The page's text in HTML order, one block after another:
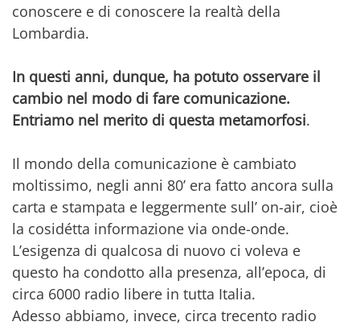
conoscere e di conoscere la realtà della
Lombardia.
In questi anni, dunque, ha potuto osservare il
cambio nel modo di fare comunicazione.
Entriamo nel merito di questa metamorfosi.
Il mondo della comunicazione è cambiato
moltissimo, negli anni 80’ era fatto ancora sulla
carta e stampata e leggermente sull’ on-air, cioè
la cosidétta informazione via onde-onde.
L’esigenza di qualcosa di nuovo ci voleva e
questo ha condotto alla presenza, all’epoca, di
circa 6000 radio libere in tutta Italia.
Adesso abbiamo, invece, circa trecento radio